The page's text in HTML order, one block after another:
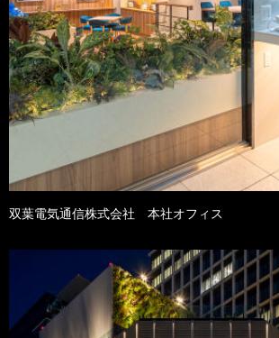
双葉電気通信株式会社 本社オフィス